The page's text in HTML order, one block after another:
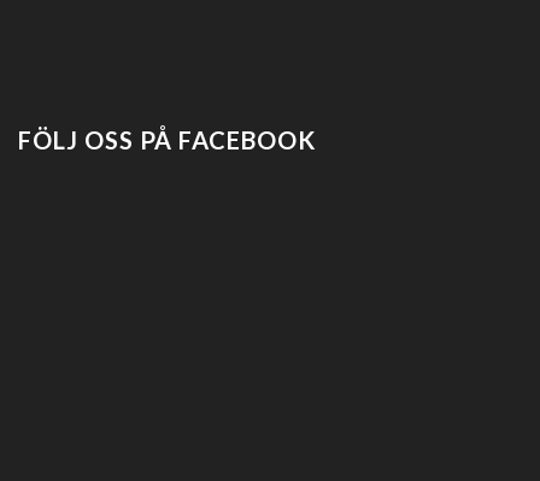
FÖLJ OSS PÅ FACEBOOK